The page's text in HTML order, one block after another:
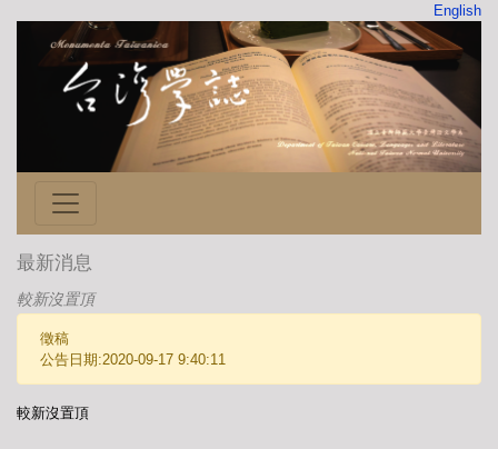
English
最新消息
較新沒置頂
徵稿
公告日期:2020-09-17 9:40:11
較新沒置頂